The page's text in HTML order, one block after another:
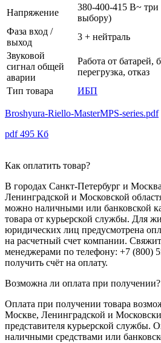
Напряжение
380-400-415 В~
выбору)
Фаза вход /
выход
3 + нейтраль
Звуковой
сигнал общей
аварии
Работа от батарей,
перегрузка, отказ
Тип товара
ИБП
Broshyura-Riello-MasterMPS-series.pdf
pdf 495 Кб
Как оплатить товар?
В городах Санкт-Петербург и
Ленинградской и Московской
можно наличными или банковской
товара от курьерской службы. Для
юридических лиц предусмотрена
на расчетный счет компании.
менеджерами по телефону: +7 (800)
получить счёт на оплату.
Возможна ли оплата при получении?
Оплата при получении товара
Москве, Ленинградской и
представителя курьерской службы.
наличными средствами или